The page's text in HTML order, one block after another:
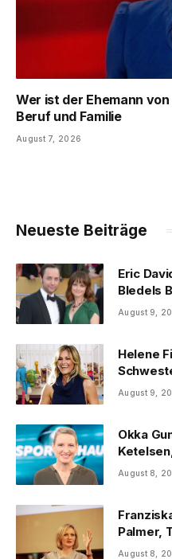
Wer ist der Ehemann
Beruf und Familie
August 7, 2026
Neueste Beiträge
Eric
Bledels
August 9,
Helene
August 9,
Okka
August 8,
Palmer,
August 8,